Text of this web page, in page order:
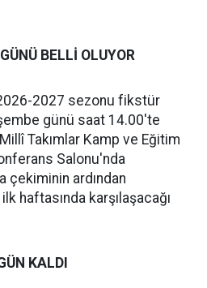
BELLİ OLUYOR
2027 sezonu fikstür
günü saat 14.00'te
Takımlar Kamp ve Eğitim
Salonu'nda
ardından
haftasında karşılaşacağı
KALDI